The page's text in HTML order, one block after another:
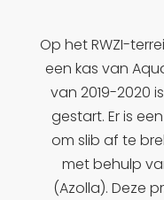
Op het RWZI-
een kas van
van 2019-2020
gestart. Er is
om slib af te
met behulp
(Azolla). Deze